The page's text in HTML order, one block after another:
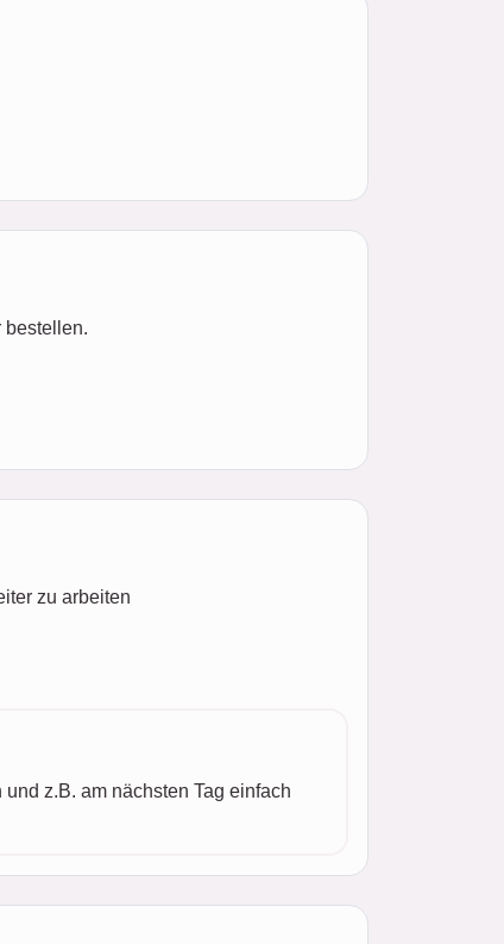
bestellen.
zu arbeiten
z.B. am nächsten Tag einfach